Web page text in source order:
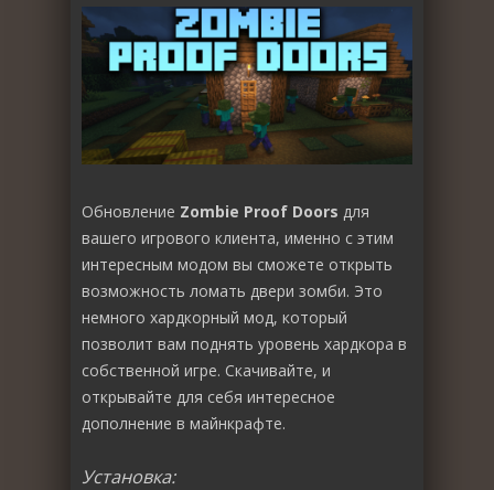
Обновление Zombie Proof Doors для
вашего игрового клиента, именно с этим
интересным модом вы сможете открыть
возможность ломать двери зомби. Это
немного хардкорный мод, который
позволит вам поднять уровень хардкора в
собственной игре. Скачивайте, и
открывайте для себя интересное
дополнение в майнкрафте.
Установка: